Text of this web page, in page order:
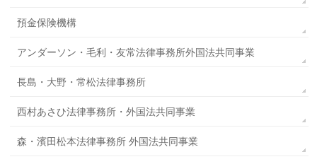
預金保険機構
アンダーソン・毛利・友常法律事務所外国法共同事業
長島・大野・常松法律事務所
西村あさひ法律事務所・外国法共同事業
森⁠・濱田松本法律事務所 外国法共同事業